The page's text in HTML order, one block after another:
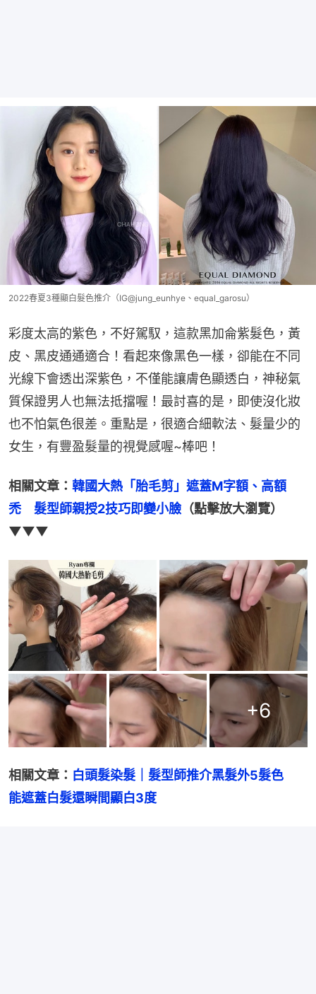
2022春夏3種顯白髮色推介（IG@jung_eunhye、equal_garosu）
彩度太高的紫色，不好駕馭，這款黑加侖紫髮色，黃
皮、黑皮通通適合！看起來像黑色一樣，卻能在不同
光線下會透出深紫色，不僅能讓膚色顯透白，神秘氣
質保證男人也無法抵擋喔！最討喜的是，即使沒化妝
也不怕氣色很差。重點是，很適合細軟法、髮量少的
女生，有豐盈髮量的視覺感喔~棒吧！
相關文章： 韓國大熱「胎毛剪」遮蓋M字額、高額
禿　髮型師親授2技巧即變小臉 （點擊放大瀏覽）
▼▼▼
+6
相關文章： 白頭髮染髮｜髮型師推介黑髮外5髮色
能遮蓋白髮還瞬間顯白3度